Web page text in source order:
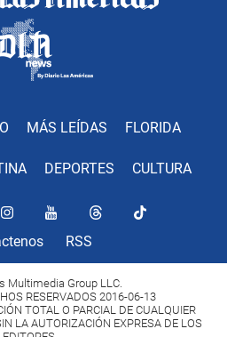
MÁS LEÍDAS FLORIDA
DEPORTES CULTURA
RSS
Multimedia Group LLC.
RESERVADOS 2016-06-13
TOTAL O PARCIAL DE CUALQUIER
LA AUTORIZACIÓN EXPRESA DE LOS